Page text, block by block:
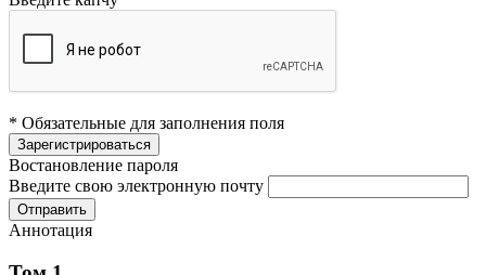
* Обязательные для заполнения поля
Востановление пароля
Введите свою электронную почту
Аннотация